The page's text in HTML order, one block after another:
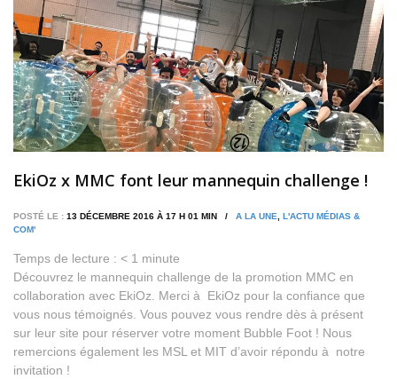
EkiOz x MMC font leur mannequin challenge !
POSTÉ LE : 13 DÉCEMBRE 2016 À 17 H 01 MIN / A LA UNE, L'ACTU MÉDIAS &
COM'
Temps de lecture : < 1 minute
Découvrez le mannequin challenge de la promotion MMC en
collaboration avec EkiOz. Merci à EkiOz pour la confiance que
vous nous témoignés. Vous pouvez vous rendre dès à présent
sur leur site pour réserver votre moment Bubble Foot ! Nous
remercions également les MSL et MIT d’avoir répondu à notre
invitation !